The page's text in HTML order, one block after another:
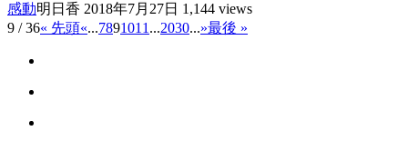
感動明日香 2018年7月27日 1,144 views
9 / 36« 先頭«...7891011 ...2030...»最後 »